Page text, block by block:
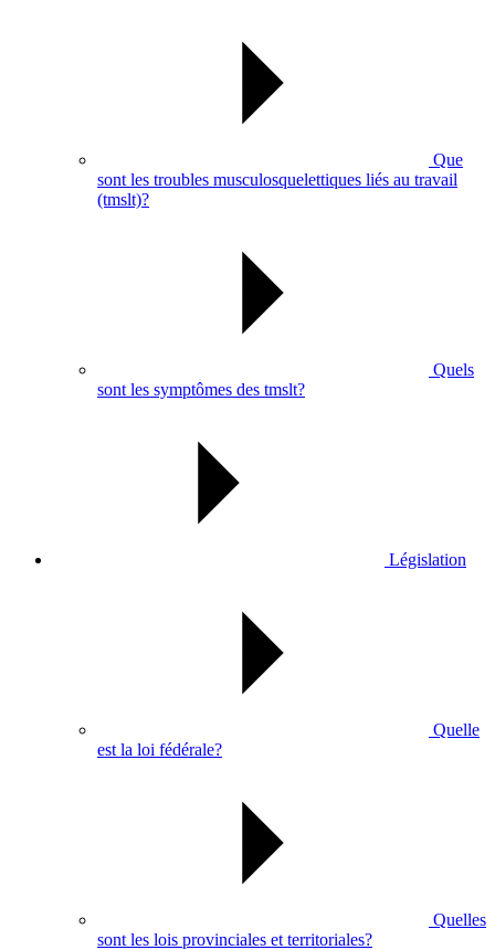
Que
sont les troubles musculosquelettiques liés au travail
(tmslt)?
Quels
sont les symptômes des tmslt?
Législation
Quelle
est la loi fédérale?
Quelles
sont les lois provinciales et territoriales?